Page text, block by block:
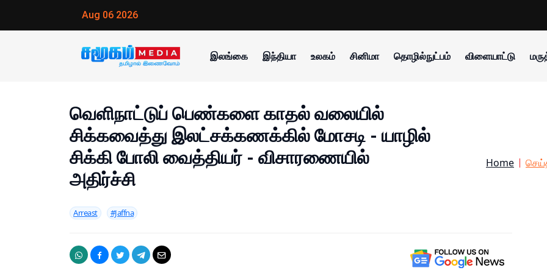
Aug 06 2026
இலங்கை இந்தியா உலகம் சினிமா தொழில்நுட்பம் விளையாட்டு
வெளிநாட்டுப் பெண்களை காதல் வலையில்
சிக்கவைத்து இலட்சக்கணக்கில் மோசடி - யாழில்
சிக்கி போலி வைத்தியர் - விசாரணையில்
அதிர்ச்சி
Arreast #Jaffna
Home